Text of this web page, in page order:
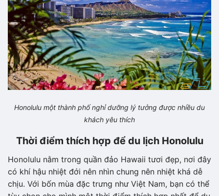
Honolulu một thành phố nghỉ dưỡng lý tưởng được nhiều du
khách yêu thích
Thời điểm thích hợp để du lịch Honolulu
Honolulu nằm trong quần đảo Hawaii tươi đẹp, nơi đây
có khí hậu nhiệt đới nên nhìn chung nên nhiệt khá dễ
chịu. Với bốn mùa đặc trưng như Việt Nam, bạn có thể